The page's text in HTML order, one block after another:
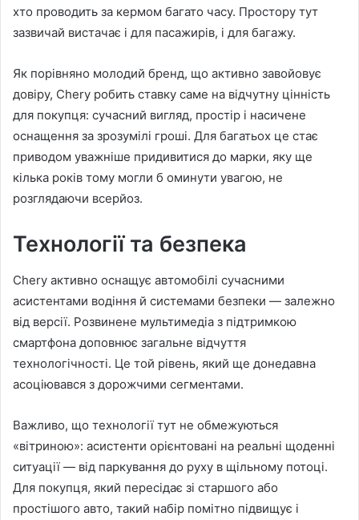
хто проводить за кермом багато часу. Простору тут
зазвичай вистачає і для пасажирів, і для багажу.
Як порівняно молодий бренд, що активно завойовує
довіру, Chery робить ставку саме на відчутну цінність
для покупця: сучасний вигляд, простір і насичене
оснащення за зрозумілі гроші. Для багатьох це стає
приводом уважніше придивитися до марки, яку ще
кілька років тому могли б оминути увагою, не
розглядаючи всерйоз.
Технології та безпека
Chery активно оснащує автомобілі сучасними
асистентами водіння й системами безпеки — залежно
від версії. Розвинене мультимедіа з підтримкою
смартфона доповнює загальне відчуття
технологічності. Це той рівень, який ще донедавна
асоціювався з дорожчими сегментами.
Важливо, що технології тут не обмежуються
«вітриною»: асистенти орієнтовані на реальні щоденні
ситуації — від паркування до руху в щільному потоці.
Для покупця, який пересідає зі старшого або
простішого авто, такий набір помітно підвищує і